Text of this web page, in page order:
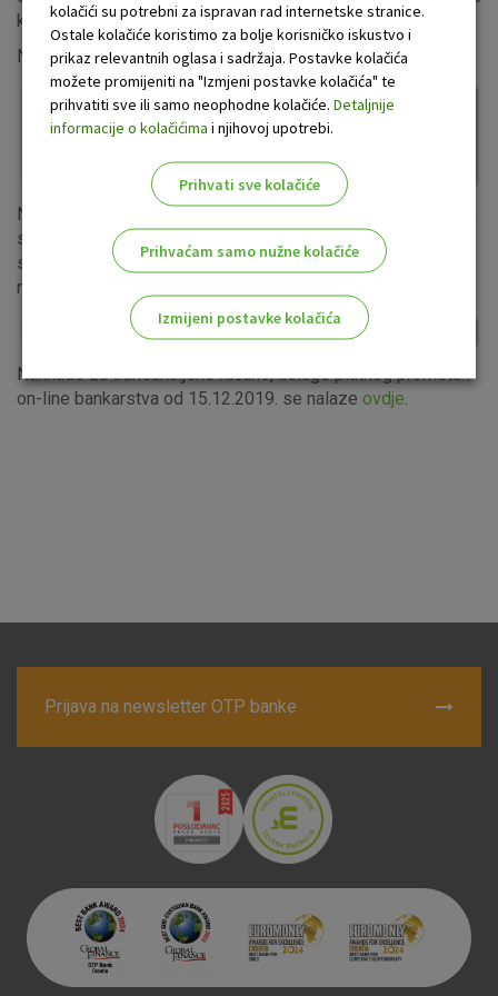
kreditne transfere u kunama.
Nove naknade s primjenom od 15.12.2019.:
Naknada za eksterne priljeve u stranoj valuti smanjuje se sa
sadašnjih 7,50 kn na 2 kn. Istim iznosom od 2 kn tarifirati će
se i eksterni priljevi u kunama čime se izjednačavaju
naknade za devizne i kunske eksterne priljeve.
Naknade za transakcijske račune, usluge platnog prometa i
on-line bankarstva od 15.12.2019. se nalaze ovdje.
Prijava na newsletter OTP banke
kolačići su potrebni za ispravan rad internetske stranice.
Ostale kolačiće koristimo za bolje korisničko iskustvo i
prikaz relevantnih oglasa i sadržaja. Postavke kolačića
možete promijeniti na "Izmjeni postavke kolačića" te
prihvatiti sve ili samo neophodne kolačiće. Detaljnije
informacije o kolačićima i njihovoj upotrebi.
Prihvati sve kolačiće
Prihvaćam samo nužne kolačiće
Izmijeni postavke kolačića
Nužni (tehnički) kolačići - uvijek aktivni
ne mogu se isključiti u našim sustavima. Uobičajeno se
postavljaju kao odgovor na vaše radnje koje uključuju zahtjev
za uslugama, kao što su postavke kolačića. Svoj preglednik
možete postaviti da blokira te kolačiće ili pošalje upozorenje
kolačići ne pohranjuju nikakve informacije koje bi vas mogle
identificirati.
Detaljnije informacije o kolačićima